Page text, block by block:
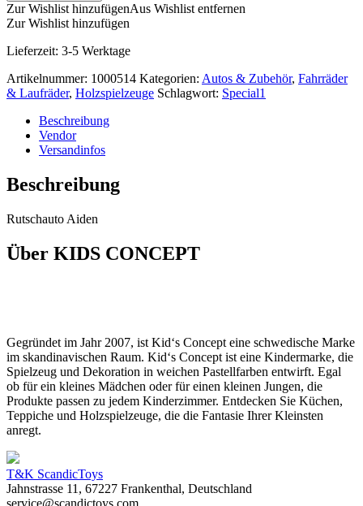
Zur Wishlist hinzufügenAus Wishlist entfernen
Zur Wishlist hinzufügen
Lieferzeit: 3-5 Werktage
Artikelnummer: 1000514 Kategorien: Autos & Zubehör, Fahrräder
& Laufräder, Holzspielzeuge Schlagwort: Special1
Beschreibung
Vendor
Versandinfos
Beschreibung
Rutschauto Aiden
Über KIDS CONCEPT
Gegründet im Jahr 2007, ist Kid‘s Concept eine schwedische Marke
im skandinavischen Raum. Kid‘s Concept ist eine Kindermarke, die
Spielzeug und Dekoration in weichen Pastellfarben entwirft. Egal
ob für ein kleines Mädchen oder für einen kleinen Jungen, die
Produkte passen zu jedem Kinderzimmer. Entdecken Sie Küchen,
Teppiche und Holzspielzeuge, die die Fantasie Ihrer Kleinsten
anregt.
T&K ScandicToys
Jahnstrasse 11, 67227 Frankenthal, Deutschland